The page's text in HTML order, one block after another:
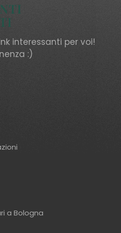
interessanti per voi!
:)
a Bologna